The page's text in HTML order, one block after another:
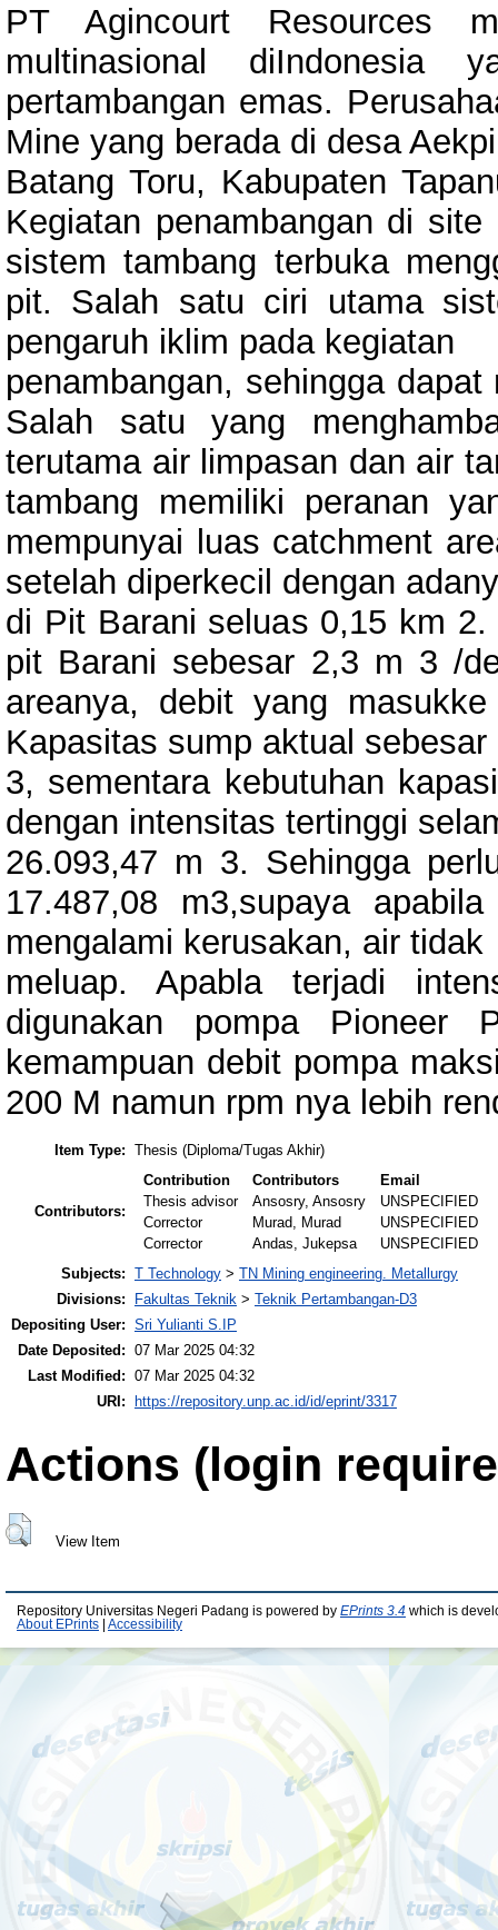
PT Agincourt Resources
multinasional diIndonesia
pertambangan emas.
Mine yang berada di desa
Batang Toru, Kabupaten
Kegiatan penambangan di
sistem tambang terbuka
pit. Salah satu ciri utama
pengaruh iklim pada kegiatan
penambangan, sehingga
Salah satu yang
terutama air limpasan dan air
tambang memiliki peranan
mempunyai luas catchment
setelah diperkecil dengan
di Pit Barani seluas 0,15 km
pit Barani sebesar 2,3 m 3 /
areanya, debit yang
Kapasitas sump aktual sebesar
3, sementara kebutuhan
dengan intensitas tertinggi
26.093,47 m 3. Sehingga
17.487,08 m3,supaya
mengalami kerusakan, air tidak
meluap. Apabla terjadi
digunakan pompa Pioneer
kemampuan debit pompa
200 M namun rpm nya lebih
Item Type: Thesis (Diploma/Tugas Akhir)
Contributors:
Contribution Contributors
Email
Thesis advisor
Ansosry, Ansosry
UNSPECIFIED
Corrector
Murad, Murad
UNSPECIFIED
Corrector
Andas, Jukepsa
UNSPECIFIED
Subjects: T Technology > TN Mining engineering. Metallurgy
Divisions:
Fakultas Teknik > Teknik Pertambangan-D3
Depositing User: Sri Yulianti S.IP
Date Deposited: 07 Mar 2025 04:32
Last Modified: 07 Mar 2025 04:32
URI:
https://repository.unp.ac.id/id/eprint/3317
Actions (login
View Item
Repository Universitas Negeri Padang is powered by EPrints 3.4 which is
About EPrints
Accessibility